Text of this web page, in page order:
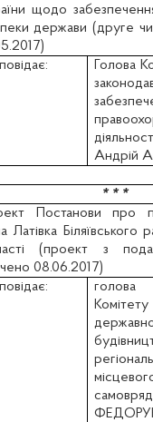
щодо
держави (друге
Голова
Андрій
* * *
Постанови про
Латівка Біляївського
(проект з
08.06.2017)
голова